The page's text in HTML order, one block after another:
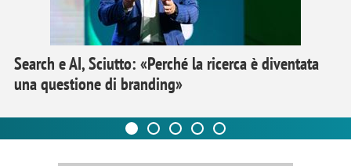
Search e AI, Sciutto: «Perché la ricerca è diventata
una questione di branding»